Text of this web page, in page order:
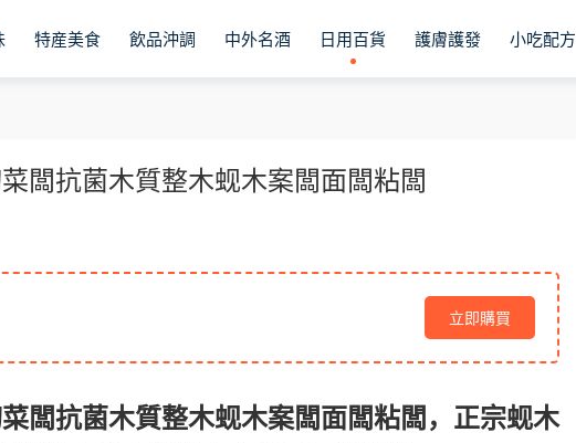
特産美食 飲品沖調 中外名酒 日用百貨 護膚護發 小吃配方
闆抗菌木質整木蚬木案闆面闆粘闆
立即購買
闆抗菌木質整木蚬木案闆面闆粘闆，正宗蚬木